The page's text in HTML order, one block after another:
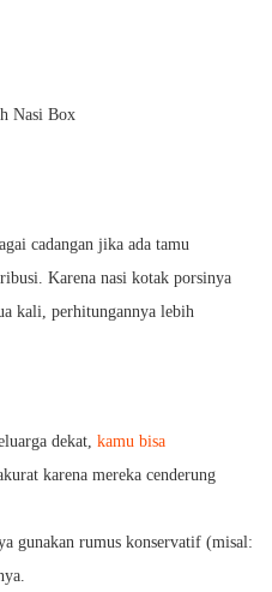
Nasi Box
cadangan jika ada tamu
Karena nasi kotak porsinya
kali, perhitungannya lebih
dekat, kamu bisa
karena mereka cenderung
gunakan rumus konservatif (misal: